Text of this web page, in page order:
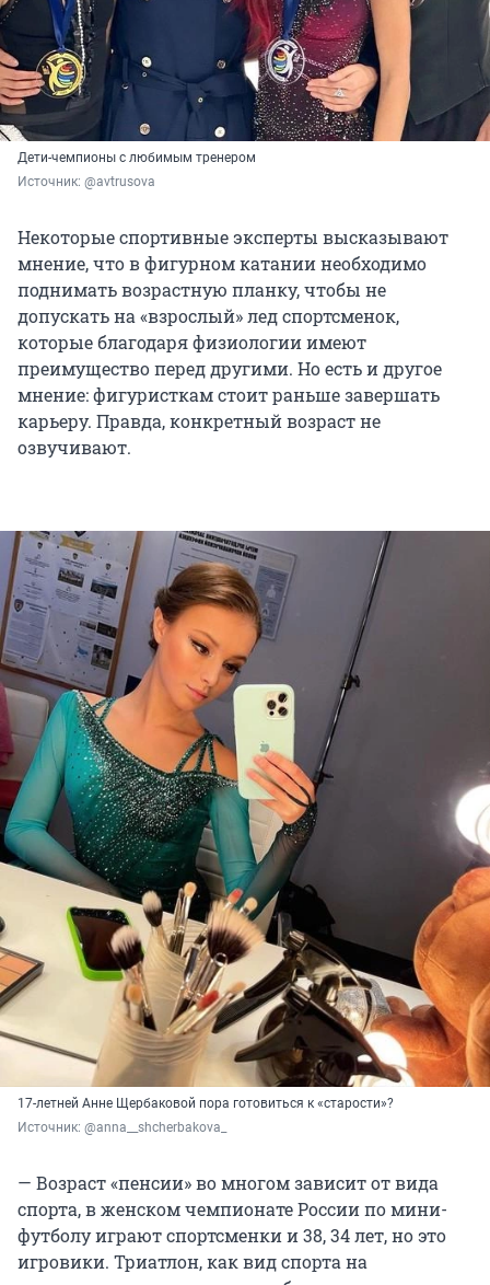
Дети-чемпионы с любимым тренером
Источник: @avtrusova
Некоторые спортивные эксперты высказывают
мнение, что в фигурном катании необходимо
поднимать возрастную планку, чтобы не
допускать на «взрослый» лед спортсменок,
которые благодаря физиологии имеют
преимущество перед другими. Но есть и другое
мнение: фигуристкам стоит раньше завершать
карьеру. Правда, конкретный возраст не
озвучивают.
17-летней Анне Щербаковой пора готовиться к «старости»?
Источник: @anna__shcherbakova_
— Возраст «пенсии» во многом зависит от вида
спорта, в женском чемпионате России по мини-
футболу играют спортсменки и 38, 34 лет, но это
игровики. Триатлон, как вид спорта на